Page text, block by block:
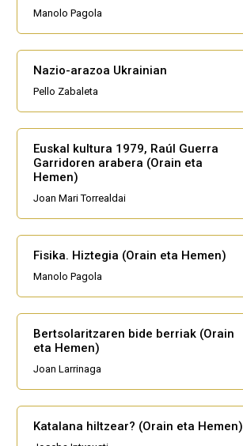
Manolo Pagola
Nazio-arazoa Ukrainian
Pello Zabaleta
Euskal kultura 1979, Raúl Guerra
Garridoren arabera (Orain eta
Hemen)
Joan Mari Torrealdai
Fisika. Hiztegia (Orain eta Hemen)
Manolo Pagola
Bertsolaritzaren bide berriak (Orain
eta Hemen)
Joan Larrinaga
Katalana hiltzear? (Orain eta Hemen)